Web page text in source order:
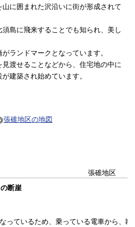
に囲まれた沢沿いに街が形成されて
島に飛来することでも知られ、美し
ランドマークとなっています。
渡せることなどから、住宅地の中に
建築され始めています。
張碓地区の地図
断崖
っているため、乗っている電車から、
張碓地区